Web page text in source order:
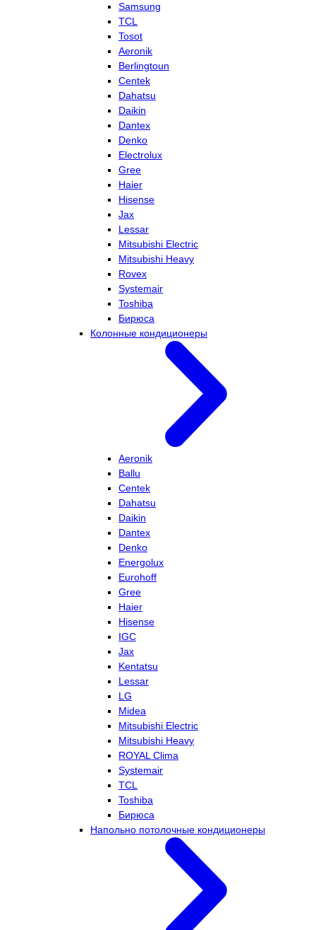
Samsung
TCL
Tosot
Aeronik
Berlingtoun
Centek
Dahatsu
Daikin
Dantex
Denko
Electrolux
Gree
Haier
Hisense
Jax
Lessar
Mitsubishi Electric
Mitsubishi Heavy
Rovex
Systemair
Toshiba
Бирюса
Колонные кондиционеры
Aeronik
Ballu
Centek
Dahatsu
Daikin
Dantex
Denko
Energolux
Eurohoff
Gree
Haier
Hisense
IGC
Jax
Kentatsu
Lessar
LG
Midea
Mitsubishi Electric
Mitsubishi Heavy
ROYAL Clima
Systemair
TCL
Toshiba
Бирюса
Напольно потолочные кондиционеры